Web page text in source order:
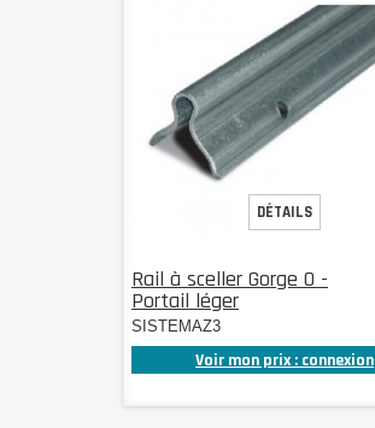
Rail à sceller Gorge O -
Portail léger
SISTEMAZ3
Voir mon prix : connexion
DÉTAILS